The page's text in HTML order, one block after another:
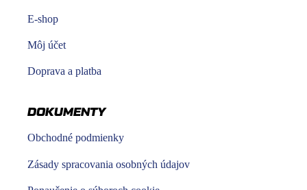
E-shop
Môj účet
Doprava a platba
DOKUMENTY
Obchodné podmienky
Zásady spracovania osobných údajov